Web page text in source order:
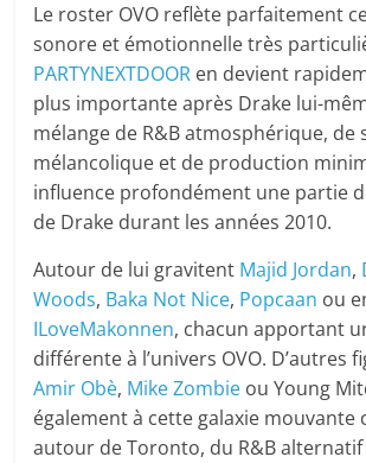
Le roster OVO reflète parfaitement
sonore et émotionnelle très
PARTYNEXTDOOR en devient
plus importante après Drake lui-
mélange de R&B atmosphérique, de
mélancolique et de production
influence profondément une partie
de Drake durant les années 2010.
Autour de lui gravitent Majid Jordan,
Woods, Baka Not Nice, Popcaan ou
ILoveMakonnen, chacun apportant
différente à l’univers OVO. D’autres
Amir Obè, Mike Zombie ou Young
également à cette galaxie mouvante
autour de Toronto, du R&B alternatif